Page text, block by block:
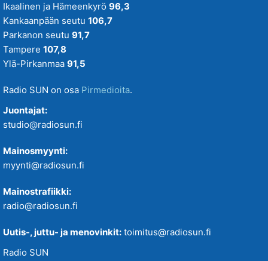
Ikaalinen ja Hämeenkyrö 96,3
Kankaanpään seutu 106,7
Parkanon seutu 91,7
Tampere 107,8
Ylä-Pirkanmaa 91,5
Radio SUN on osa Pirmedioita.
Juontajat:
studio@radiosun.fi
Mainosmyynti:
myynti@radiosun.fi
Mainostrafiikki:
radio@radiosun.fi
Uutis-, juttu- ja menovinkit: toimitus@radiosun.fi
Radio SUN